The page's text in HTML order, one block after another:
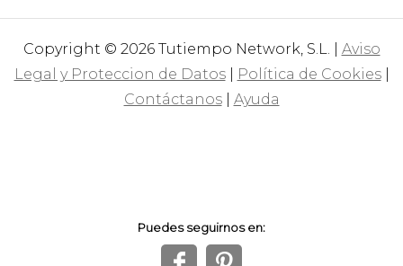
Copyright © 2026 Tutiempo Network, S.L. | Aviso
Legal y Proteccion de Datos| Política de Cookies|
Contáctanos| Ayuda
Puedes seguirnos en: